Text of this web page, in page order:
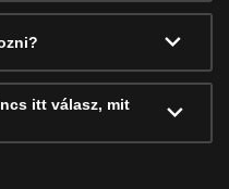
itt válasz, mit